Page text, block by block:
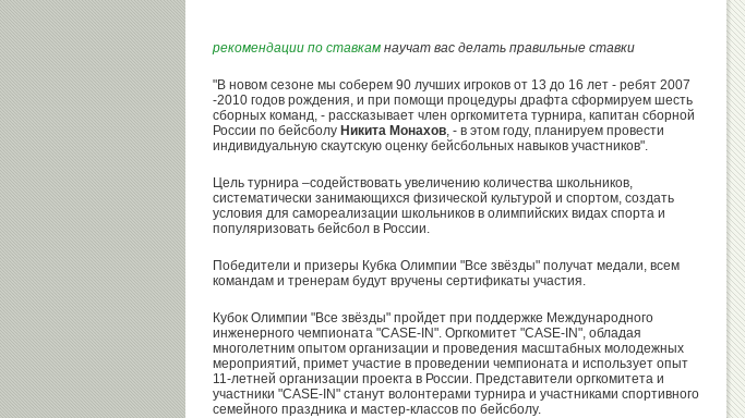
рекомендации по ставкам научат вас делать правильные ставки
"В новом сезоне мы соберем 90 лучших игроков от 13 до 16 лет - ребят 2007
-2010 годов рождения, и при помощи процедуры драфта сформируем шесть
сборных команд, - рассказывает член оргкомитета турнира, капитан сборной
России по бейсболу Никита Монахов, - в этом году, планируем провести
индивидуальную скаутскую оценку бейсбольных навыков участников".
Цель турнира –содействовать увеличению количества школьников,
систематически занимающихся физической культурой и спортом, создать
условия для самореализации школьников в олимпийских видах спорта и
популяризовать бейсбол в России.
Победители и призеры Кубка Олимпии "Все звёзды" получат медали, всем
командам и тренерам будут вручены сертификаты участия.
Кубок Олимпии "Все звёзды" пройдет при поддержке Международного
инженерного чемпионата "CASE-IN". Оргкомитет "CASE-IN", обладая
многолетним опытом организации и проведения масштабных молодежных
мероприятий, примет участие в проведении чемпионата и использует опыт
11-летней организации проекта в России. Представители оргкомитета и
участники "CASE-IN" станут волонтерами турнира и участниками спортивного
семейного праздника и мастер-классов по бейсболу.